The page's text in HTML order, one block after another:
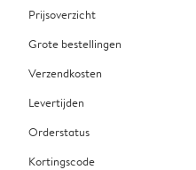
Prijsoverzicht
Grote bestellingen
Verzendkosten
Levertijden
Orderstatus
Kortingscode